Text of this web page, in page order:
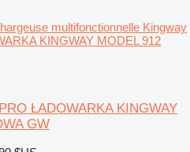
multifonctionnelle Kingway
KINGWAY MODEL 912
ŁADOWARKA KINGWAY
GW